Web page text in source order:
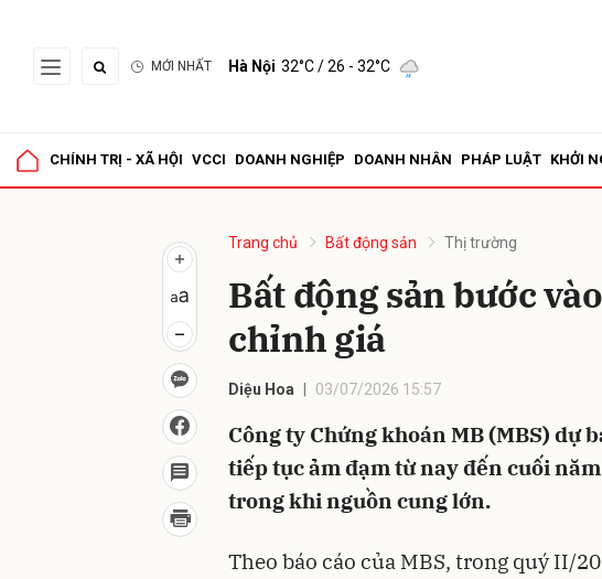
MỚI NHẤT Hà Nội 32°C/ 26 - 32°C
CHÍNH TRỊ - XÃ HỘI VCCI DOANH NGHIỆP DOANH NHÂN PHÁP LUẬT KHỞI
Trang chủ Bất động sản Thị trường
Bất động sản bước
chỉnh giá
Diệu Hoa 03/07/2026 15:57
Công ty Chứng khoán MB (MBS) dự
tiếp tục ảm đạm từ nay đến cuối
trong khi nguồn cung lớn.
Theo báo cáo của MBS, trong quý II/